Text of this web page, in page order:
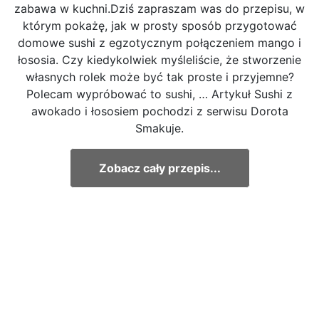
zabawa w kuchni.Dziś zapraszam was do przepisu, w
którym pokażę, jak w prosty sposób przygotować
domowe sushi z egzotycznym połączeniem mango i
łososia. Czy kiedykolwiek myśleliście, że stworzenie
własnych rolek może być tak proste i przyjemne?
Polecam wypróbować to sushi, … Artykuł Sushi z
awokado i łososiem pochodzi z serwisu Dorota
Smakuje.
Zobacz cały przepis...